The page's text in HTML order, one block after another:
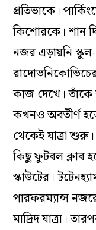
প্রতিভাকে।
কিশোরকে। শান
নজর এড়ায়নি স্কুল-
কাজ দেখে। তাঁকে
কখনও অবতীর্ণ
থেকেই যাত্রা
কিছু ফুটবল ক্লাব
স্কাউটের।
পারফরম্যান্স
মাদ্রিদ যাত্রা।